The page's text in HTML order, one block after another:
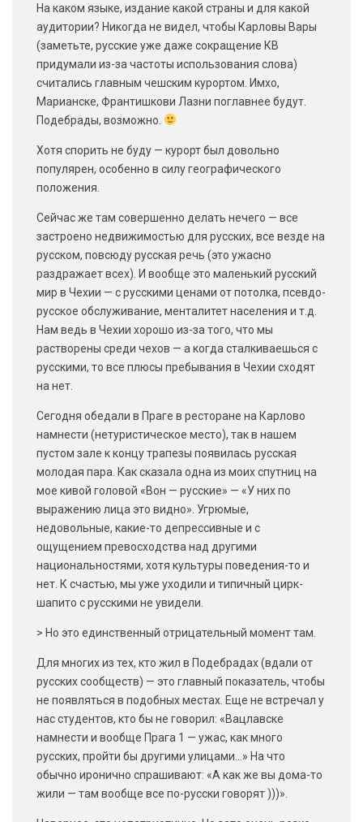
На каком языке, издание какой страны и для какой
аудитории? Никогда не видел, чтобы Карловы Вары
(заметьте, русские уже даже сокращение КВ
придумали из-за частоты использования слова)
считались главным чешским курортом. Имхо,
Марианске, Франтишкови Лазни поглавнее будут.
Подебрады, возможно.
Хотя спорить не буду — курорт был довольно
популярен, особенно в силу географического
положения.
Сейчас же там совершенно делать нечего — все
застроено недвижимостью для русских, все везде на
русском, повсюду русская речь (это ужасно
раздражает всех). И вообще это маленький русский
мир в Чехии — с русскими ценами от потолка, псевдо-
русское обслуживание, менталитет населения и т.д.
Нам ведь в Чехии хорошо из-за того, что мы
растворены среди чехов — а когда сталкиваешься с
русскими, то все плюсы пребывания в Чехии сходят
на нет.
Сегодня обедали в Праге в ресторане на Карлово
намнести (нетуристическое место), так в нашем
пустом зале к концу трапезы появилась русская
молодая пара. Как сказала одна из моих спутниц на
мое кивой головой «Вон — русские» — «У них по
выражению лица это видно». Угрюмые,
недовольные, какие-то депрессивные и с
ощущением превосходства над другими
национальностями, хотя культуры поведения-то и
нет. К счастью, мы уже уходили и типичный цирк-
шапито с русскими не увидели.
> Но это единственный отрицательный момент там.
Для многих из тех, кто жил в Подебрадах (вдали от
русских сообществ) — это главный показатель, чтобы
не появляться в подобных местах. Еще не встречал у
нас студентов, кто бы не говорил: «Вацлавске
намнести и вообще Прага 1 — ужас, как много
русских, пройти бы другими улицами…» На что
обычно иронично спрашивают: «А как же вы дома-то
жили — там вообще все по-русски говорят )))».